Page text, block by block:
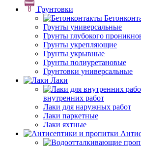
Грунтовки
Грунты универсальные
Грунты глубокого
Грунты укрепляющие
Грунты укрывные
Грунты полиуретановые
Грунтовки универсальные
Лаки
внутренних работ
Лаки для наружных работ
Лаки паркетные
Лаки яхтные